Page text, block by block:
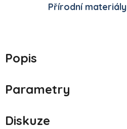
Přírodní materiály
Popis
Parametry
Diskuze